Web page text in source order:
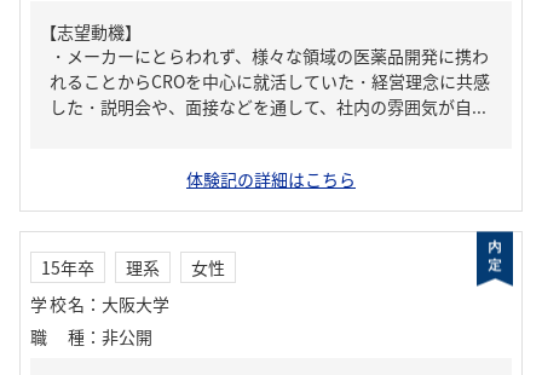
【志望動機】
・メーカーにとらわれず、様々な領域の医薬品開発に携わ
れることからCROを中心に就活していた・経営理念に共感
した・説明会や、面接などを通して、社内の雰囲気が自...
体験記の詳細はこちら
15年卒 理系
女性
学校名 ： 大阪大学
職種 ： 非公開